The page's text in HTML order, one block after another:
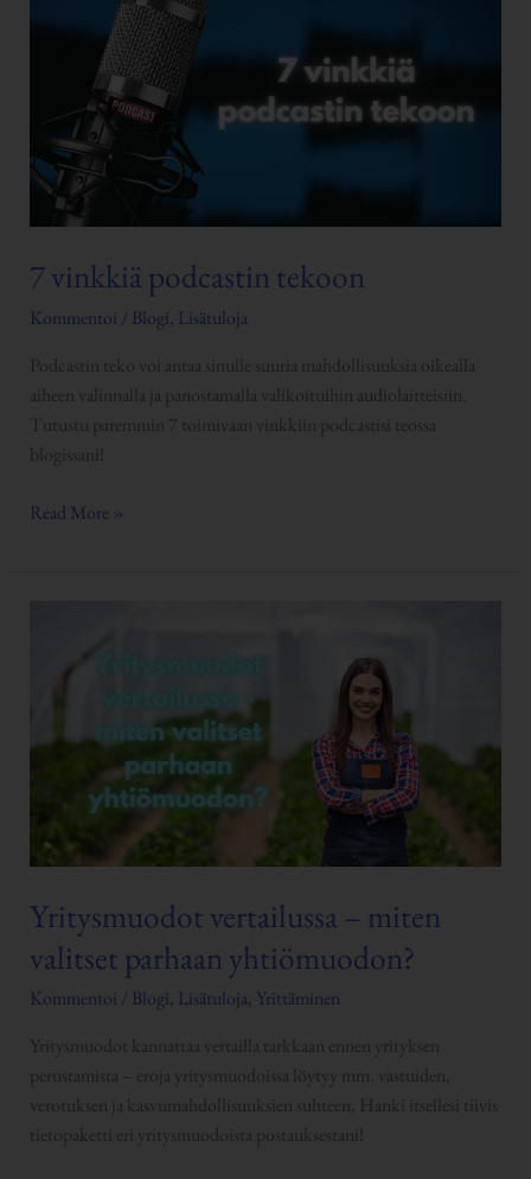
7 vinkkiä podcastin tekoon
Kommentoi / Blogi, Lisätuloja
Podcastin teko voi antaa sinulle suuria mahdollisuuksia oikealla
aiheen valinnalla ja panostamalla valikoituihin audiolaitteisiin.
Tutustu paremmin 7 toimivaan vinkkiin podcastisi teossa
blogissani!
Read More »
Yritysmuodot vertailussa – miten
valitset parhaan yhtiömuodon?
Kommentoi / Blogi, Lisätuloja, Yrittäminen
Yritysmuodot kannattaa vertailla tarkkaan ennen yrityksen
perustamista – eroja yritysmuodoissa löytyy mm. vastuiden,
verotuksen ja kasvumahdollisuuksien suhteen, Hanki itsellesi tiivis
tietopaketti eri yritysmuodoista postauksestani!
yhtiömuodon?